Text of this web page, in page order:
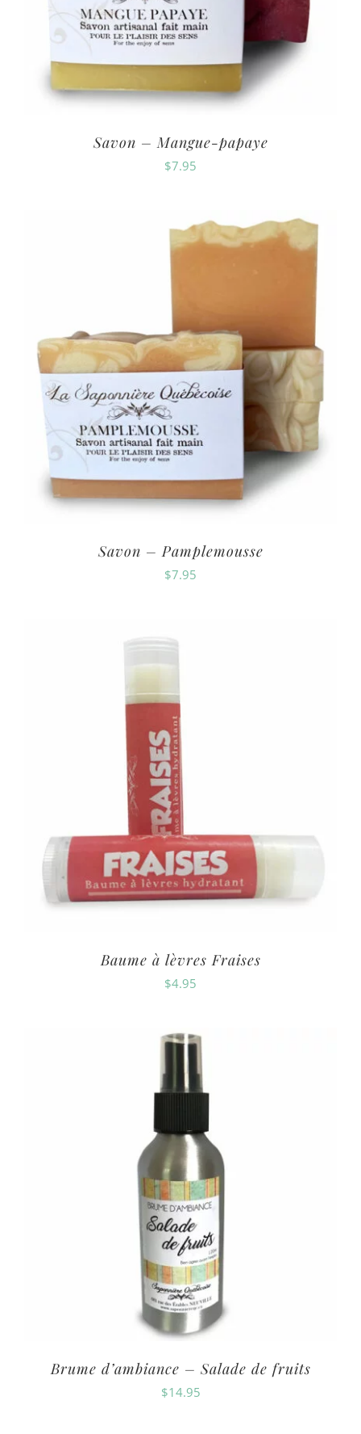
Savon – Mangue-papaye
$7.95
Savon – Pamplemousse
$7.95
Baume à lèvres Fraises
$4.95
Brume d’ambiance – Salade de fruits
$14.95